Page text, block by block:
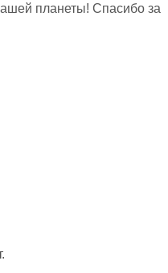
планеты! Спасибо за